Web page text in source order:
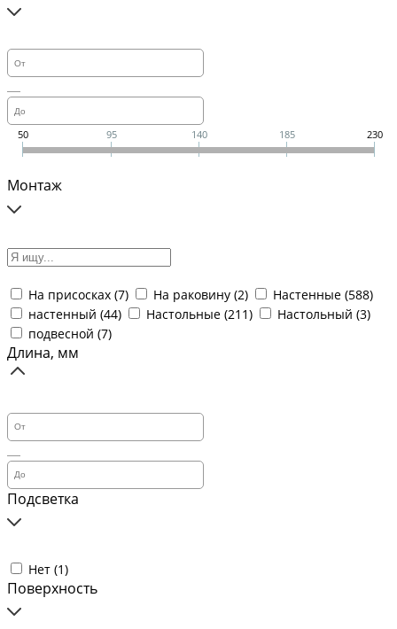
50 95 140 185 230
Монтаж
На присосках (7) На раковину (2) Настенные (588)
настенный (44) Настольные (211) Настольный (3)
подвесной (7)
Длина, мм
Подсветка
Нет (1)
Поверхность